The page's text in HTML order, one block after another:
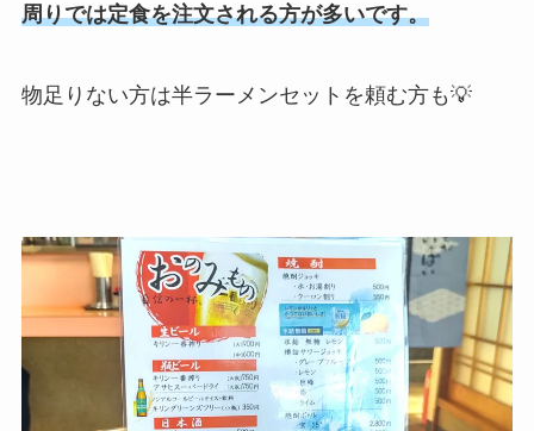
周りでは定食を注文される方が多いです。
物足りない方は半ラーメンセットを頼む方も💡